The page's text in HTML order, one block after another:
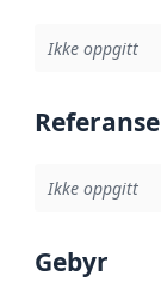
Ikke oppgitt
Ikke oppgitt
Gebyr